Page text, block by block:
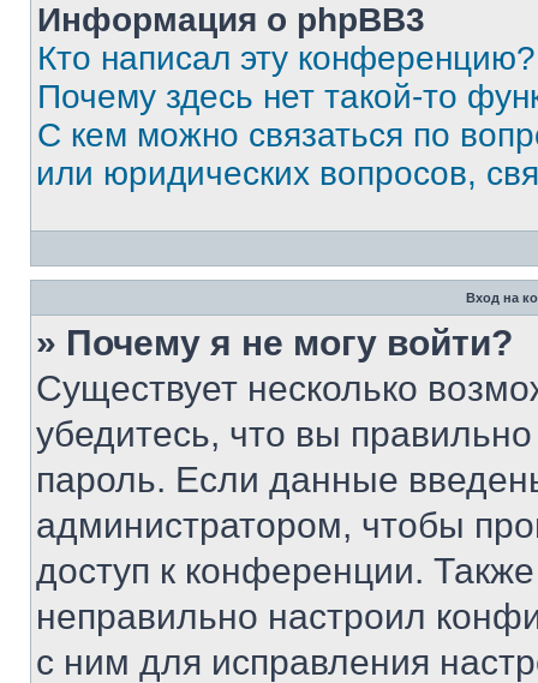
Информация о phpBB3
Кто написал эту конференцию?
Почему здесь нет такой-то
С кем можно связаться по
или юридических вопросов,
Вход на
» Почему я не могу войти?
Существует несколько
убедитесь, что вы
пароль. Если данные
администратором, чтобы
доступ к конференции.
неправильно настроил
с ним для исправления